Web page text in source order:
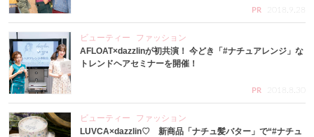
PR 2018.9.28
ビューティー
ファッション
AFLOAT×dazzlinが初共演！ 今どき「#ナチュアレンジ」な
トレンドヘアセミナーを開催！
PR 2018.8.30
ビューティー
ファッション
LUVCA×dazzlin♡ 新商品「ナチュ髪バター」で“#ナチュ